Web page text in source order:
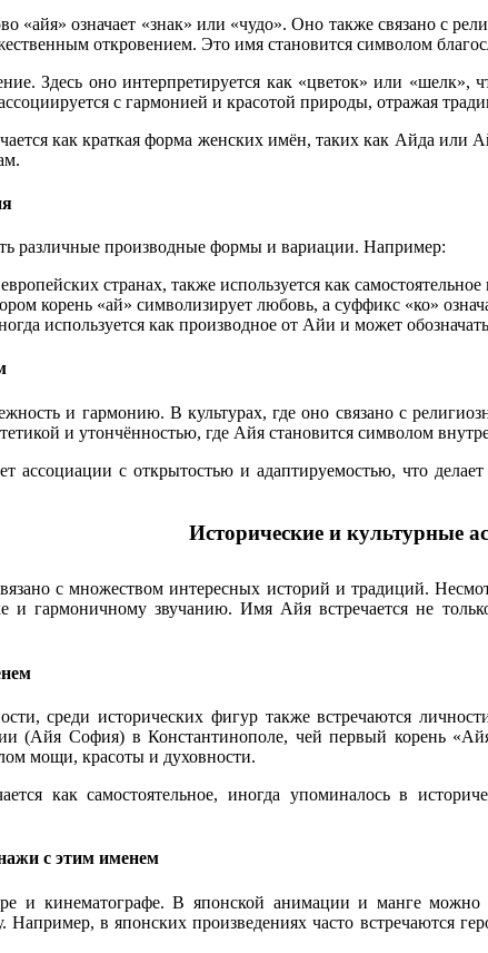
«айя» означает «знак» или «чудо». Оно также связано с
откровением. Это имя становится символом
Здесь оно интерпретируется как «цветок» или
с гармонией и красотой природы, отражая
как краткая форма женских имён, таких как Айда или
различные производные формы и вариации. Например:
странах, также используется как
корень «ай» символизирует любовь, а суффикс «ко»
используется как производное от Айи и может
и гармонию. В культурах, где оно связано с
и утончённостью, где Айя становится символом
ассоциации с открытостью и адаптируемостью, что
Исторические и культурные
с множеством интересных историй и традиций.
и гармоничному звучанию. Имя Айя встречается не
среди исторических фигур также встречаются
(Айя София) в Константинополе, чей первый корень
мощи, красоты и духовности.
как самостоятельное, иногда упоминалось в
с этим именем
и кинематографе. В японской анимации и манге
Например, в японских произведениях часто встречаются